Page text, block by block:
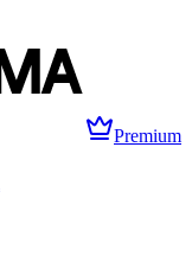
Premium